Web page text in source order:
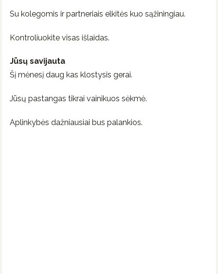
Su kolegomis ir partneriais elkitės kuo sąžiningiau.
Kontroliuokite visas išlaidas.
Jūsų savijauta
Šį mėnesį daug kas klostysis gerai.
Jūsų pastangas tikrai vainikuos sėkmė.
Aplinkybės dažniausiai bus palankios.